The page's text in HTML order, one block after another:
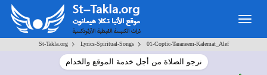
St-Takla.org> Lyrics-Spiritual-Songs> 01-Coptic-Taraneem-Kalemat_Alef
نرجو الصلاة من أجل خدمة الموقع والخدام